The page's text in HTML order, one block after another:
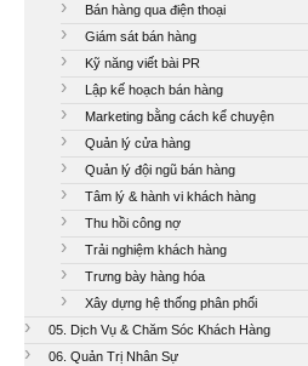
Bán hàng qua điện thoại
Giám sát bán hàng
Kỹ năng viết bài PR
Lập kế hoạch bán hàng
Marketing bằng cách kể chuyện
Quản lý cửa hàng
Quản lý đội ngũ bán hàng
Tâm lý & hành vi khách hàng
Thu hồi công nợ
Trải nghiệm khách hàng
Trưng bày hàng hóa
Xây dựng hệ thống phân phối
05. Dịch Vụ & Chăm Sóc Khách Hàng
06. Quản Trị Nhân Sự